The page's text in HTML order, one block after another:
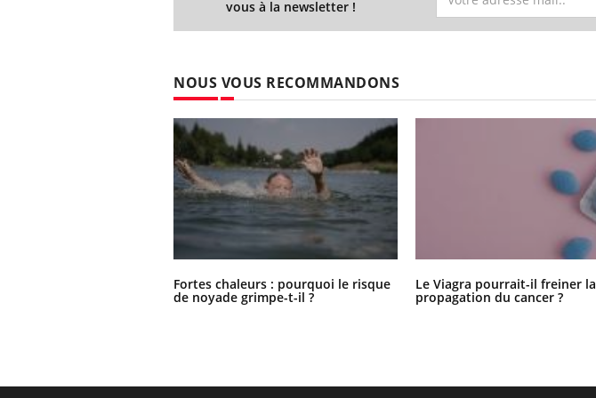
vous à la newsletter !
NOUS VOUS RECOMMANDONS
Fortes chaleurs : pourquoi le risque
de noyade grimpe-t-il ?
Le Viagra pourrait-il freiner la
propagation du cancer ?